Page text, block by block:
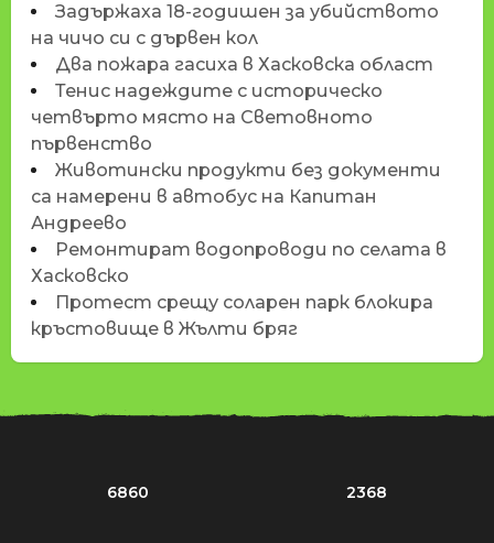
Задържаха 18-годишен за убийството
на чичо си с дървен кол
Два пожара гасиха в Хасковска област
Тенис надеждите с историческо
четвърто място на Световното
първенство
Животински продукти без документи
са намерени в автобус на Капитан
Андреево
Ремонтират водопроводи по селата в
Хасковско
Протест срещу соларен парк блокира
кръстовище в Жълти бряг
6860 2368